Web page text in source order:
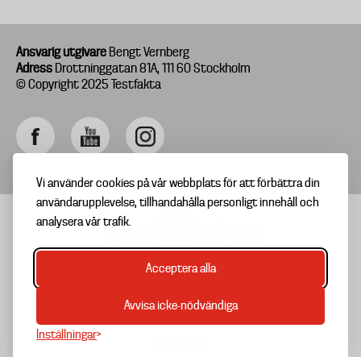
Vi använder cookies på vår webbplats för att förbättra din
användarupplevelse, tillhandahålla personligt innehåll och
analysera vår trafik.
Acceptera alla
Avvisa icke-nödvändiga
Inställningar
Ansvarig utgivare Bengt Vernberg
Adress Drottninggatan 81A, 111 60 Stockholm
© Copyright 2025 Testfakta
Footer
menu
TIPSA OSS
OM TESTFAKTA
NYHETSBREV